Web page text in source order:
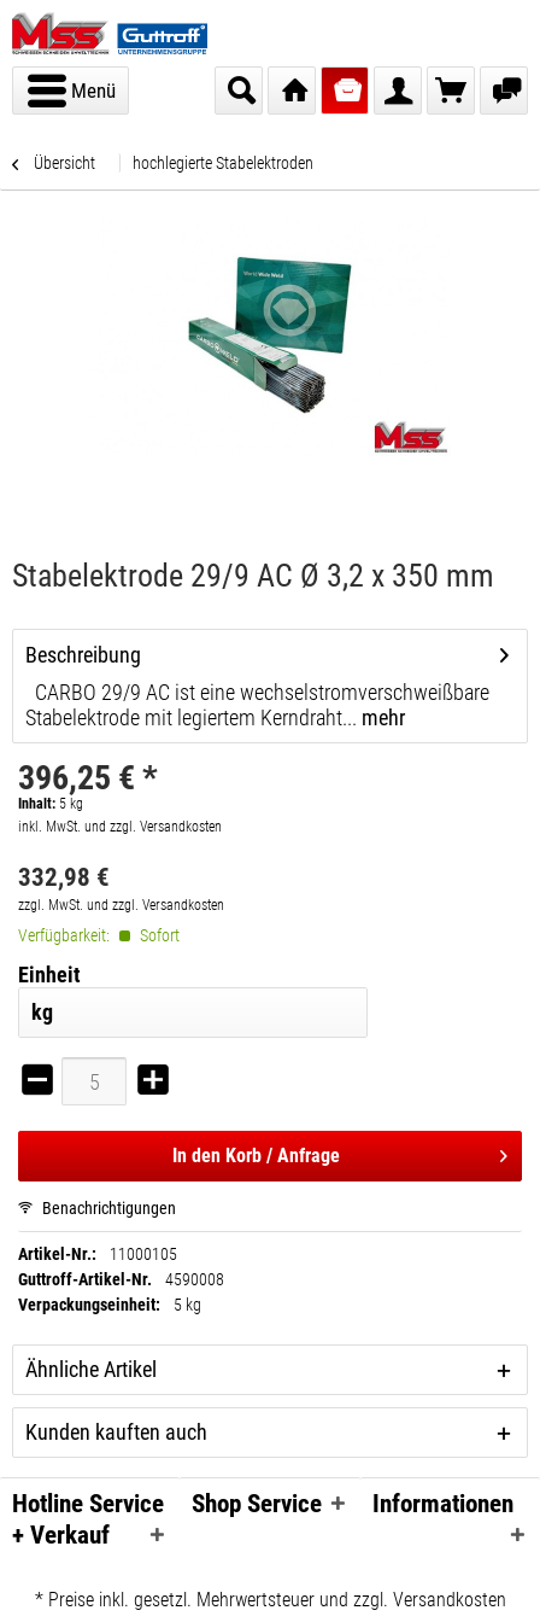
Menü
Übersicht hochlegierte Stabelektroden
Stabelektrode 29/9 AC Ø 3,2 x 350 mm
Beschreibung
CARBO 29/9 AC ist eine wechselstromverschweißbare
Stabelektrode mit legiertem Kerndraht... mehr
396,25 € *
Inhalt: 5 kg
inkl. MwSt. und zzgl. Versandkosten
332,98 €
zzgl. MwSt. und zzgl. Versandkosten
Verfügbarkeit: Sofort
Einheit
In den Korb / Anfrage
Benachrichtigungen
Artikel-Nr.:
11000105
Guttroff-Artikel-Nr.
4590008
Verpackungseinheit:
5 kg
Ähnliche Artikel
Kunden kauften auch
Hotline Service
+ Verkauf
Shop Service Informationen
* Preise inkl. gesetzl. Mehrwertsteuer und zzgl. Versandkosten